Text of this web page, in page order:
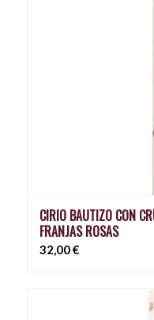
CIRIO BAUTIZO CON
FRANJAS ROSAS
32,00€